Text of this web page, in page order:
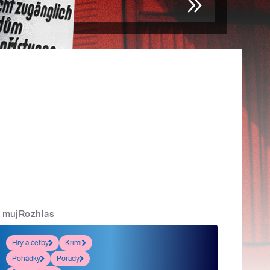
mujRozhlas
Hry a četby
Krimi
Pohádky
Pořady